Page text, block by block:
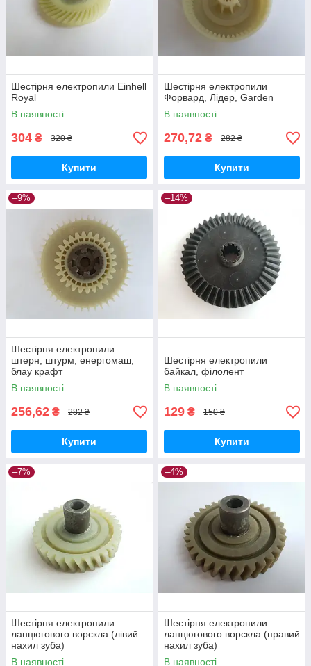
Шестірня електропили Einhell
Royal
В наявності
304 ₴ 320 ₴
Купити
Шестірня електропили
Форвард, Лідер, Garden
В наявності
270,72 ₴ 282 ₴
Купити
–9%
Шестірня електропили
штерн, штурм, енергомаш,
блау крафт
В наявності
256,62 ₴ 282 ₴
Купити
–14%
Шестірня електропили
байкал, філолент
В наявності
129 ₴ 150 ₴
Купити
–7%
Шестірня електропили
ланцюгового ворскла (лівий
нахил зуба)
В наявності
–4%
Шестірня електропили
ланцюгового ворскла (правий
нахил зуба)
В наявності